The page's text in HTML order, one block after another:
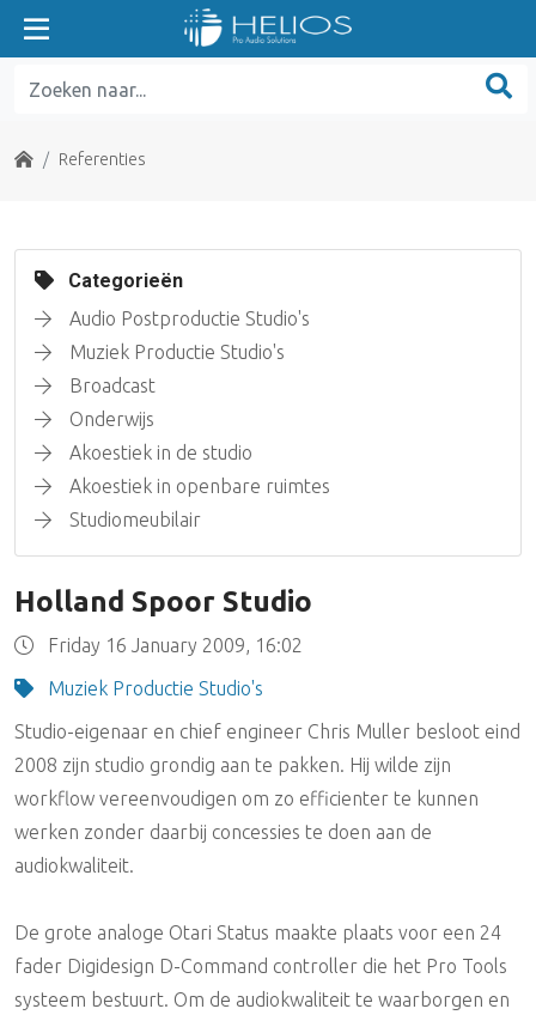
Home Referenties
Holland Spoor Studio
Friday 16 January 2009, 16:02
Muziek Productie Studio's
Studio-eigenaar en chief engineer Chris Muller besloot eind
2008 zijn studio grondig aan te pakken. Hij wilde zijn
workflow vereenvoudigen om zo efficienter te kunnen
werken zonder daarbij concessies te doen aan de
audiokwaliteit.
De grote analoge Otari Status maakte plaats voor een 24
fader Digidesign D-Command controller die het Pro Tools
systeem bestuurt. Om de audiokwaliteit te waarborgen en
Categorieën
Audio Postproductie Studio's
Muziek Productie Studio's
Broadcast
Onderwijs
Akoestiek in de studio
Akoestiek in openbare ruimtes
Studiomeubilair